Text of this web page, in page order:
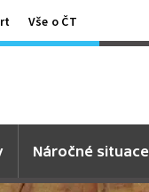
Vše o ČT
Náročné situace